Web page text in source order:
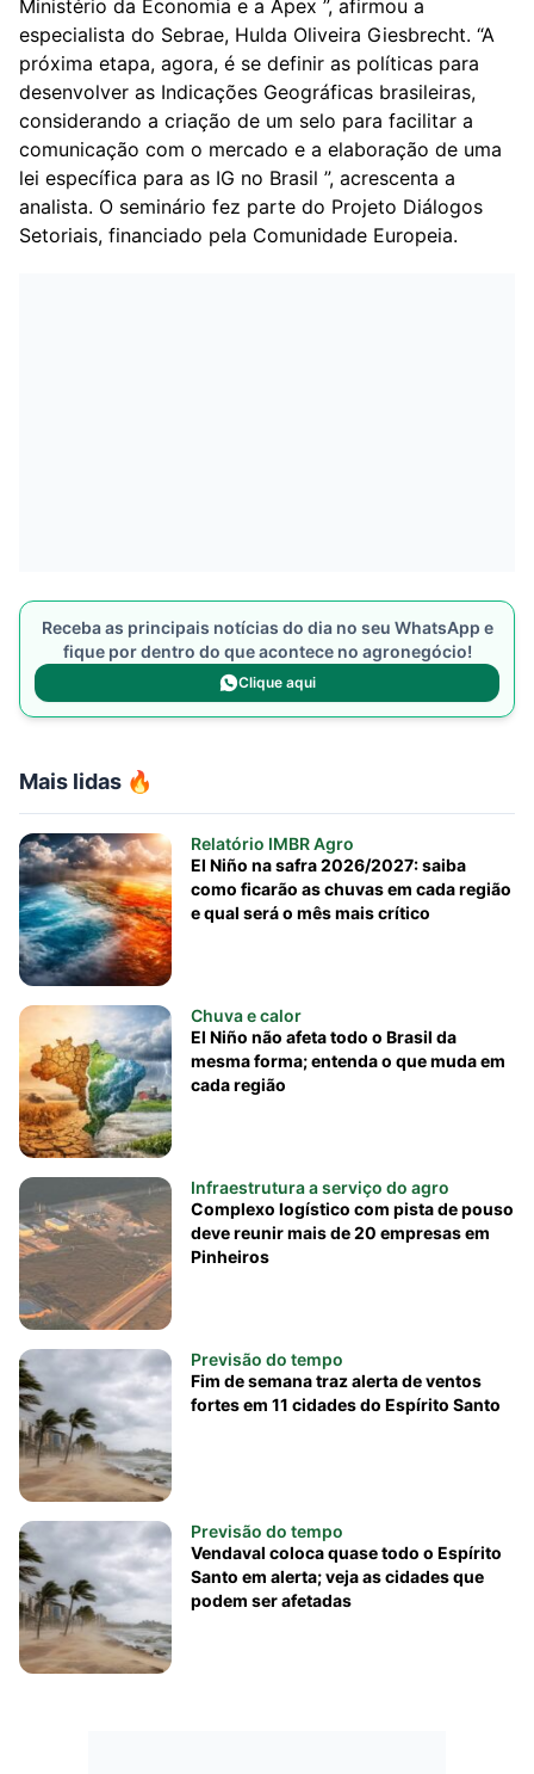
Mais lidas 🔥
Relatório IMBR Agro
El Niño na safra 2026/2027: saiba
como ficarão as chuvas em cada região
e qual será o mês mais crítico
Chuva e calor
El Niño não afeta todo o Brasil da
mesma forma; entenda o que muda em
cada região
Infraestrutura a serviço do agro
Complexo logístico com pista de pouso
deve reunir mais de 20 empresas em
Pinheiros
Previsão do tempo
Fim de semana traz alerta de ventos
fortes em 11 cidades do Espírito Santo
Previsão do tempo
Vendaval coloca quase todo o Espírito
Santo em alerta; veja as cidades que
podem ser afetadas
Ministério da Economia e a Apex ”, afirmou a
especialista do Sebrae, Hulda Oliveira Giesbrecht. “A
próxima etapa, agora, é se definir as políticas para
desenvolver as Indicações Geográficas brasileiras,
considerando a criação de um selo para facilitar a
comunicação com o mercado e a elaboração de uma
lei específica para as IG no Brasil ”, acrescenta a
analista. O seminário fez parte do Projeto Diálogos
Setoriais, financiado pela Comunidade Europeia.
Receba as principais notícias do dia no seu WhatsApp e
fique por dentro do que acontece no agronegócio!
Clique aqui